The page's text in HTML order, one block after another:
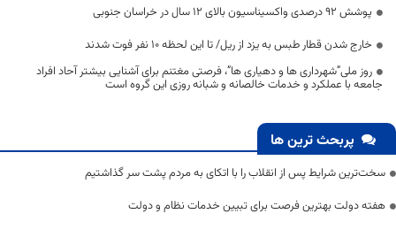
پوشش ۹۲ درصدی واکسیناسیون بالای ۱۲ سال در خراسان جنوبی
خارج شدن قطار طبس به یزد از ریل/ تا این لحظه 10 نفر فوت شدند
روز ملی”شهرداری ها و دهیاری ها”، فرصتی مغتنم برای آشنایی بیشتر آحاد افراد
جامعه با عملکرد و خدمات خالصانه و شبانه روزی این گروه است
پربحث ترین ها
سخت‌ترین شرایط پس از انقلاب را با اتکای به مردم پشت سر گذاشتیم
هفته دولت بهترین فرصت برای تبیین خدمات نظام و دولت